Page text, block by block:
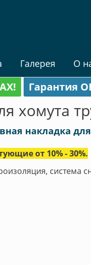
Галерея О
Гарантия
хомута
накладка
от 10% - 30%.
система